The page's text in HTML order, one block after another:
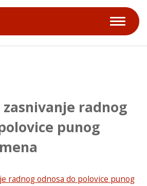
radnog
punog
radnog odnosa do polovice punog